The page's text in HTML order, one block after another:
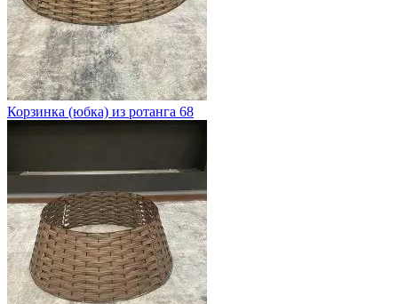
Корзинка (юбка) из ротанга 68